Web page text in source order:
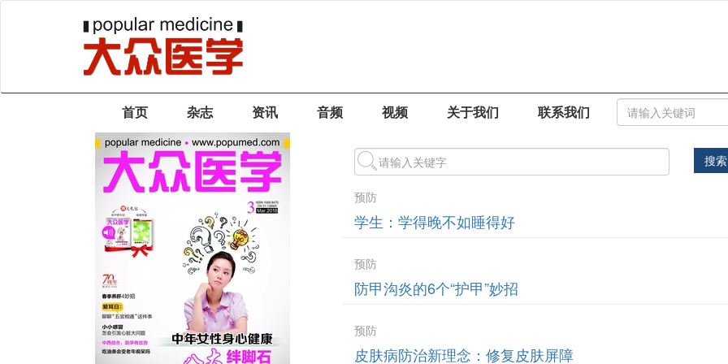
首页 杂志 资讯 音频 视频 关于我们 联系我们
搜索
预防
学生：学得晚不如睡得好
预防
防甲沟炎的6个“护甲”妙招
预防
皮肤病防治新理念：修复皮肤屏障